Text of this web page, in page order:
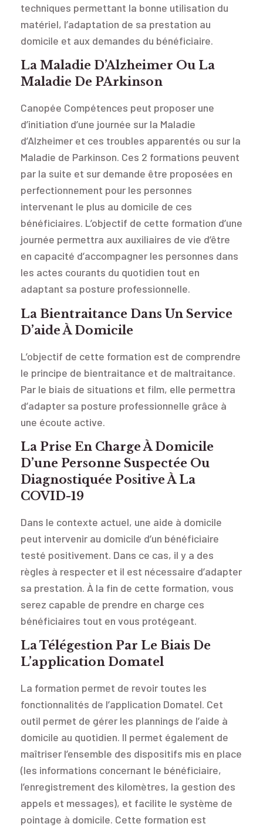
techniques permettant la bonne utilisation du
matériel, l’adaptation de sa prestation au
domicile et aux demandes du bénéficiaire.
La Maladie D’Alzheimer Ou La
Maladie De PArkinson
Canopée Compétences peut proposer une
d’initiation d’une journée sur la Maladie
d’Alzheimer et ces troubles apparentés ou sur la
Maladie de Parkinson. Ces 2 formations peuvent
par la suite et sur demande être proposées en
perfectionnement pour les personnes
intervenant le plus au domicile de ces
bénéficiaires. L’objectif de cette formation d’une
journée permettra aux auxiliaires de vie d’être
en capacité d’accompagner les personnes dans
les actes courants du quotidien tout en
adaptant sa posture professionnelle.
La Bientraitance Dans Un Service
D’aide À Domicile
L’objectif de cette formation est de comprendre
le principe de bientraitance et de maltraitance.
Par le biais de situations et film, elle permettra
d’adapter sa posture professionnelle grâce à
une écoute active.
La Prise En Charge À Domicile
D’une Personne Suspectée Ou
Diagnostiquée Positive À La
COVID-19
Dans le contexte actuel, une aide à domicile
peut intervenir au domicile d’un bénéficiaire
testé positivement. Dans ce cas, il y a des
règles à respecter et il est nécessaire d’adapter
sa prestation. À la fin de cette formation, vous
serez capable de prendre en charge ces
bénéficiaires tout en vous protégeant.
La Télégestion Par Le Biais De
L’application Domatel
La formation permet de revoir toutes les
fonctionnalités de l’application Domatel. Cet
outil permet de gérer les plannings de l’aide à
domicile au quotidien. Il permet également de
maîtriser l’ensemble des dispositifs mis en place
(les informations concernant le bénéficiaire,
l’enregistrement des kilomètres, la gestion des
appels et messages), et facilite le système de
pointage à domicile. Cette formation est